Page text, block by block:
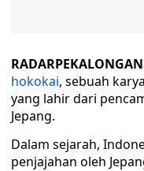
hokokai, sebuah
yang lahir dari
Jepang.
Dalam sejarah,
penjajahan oleh